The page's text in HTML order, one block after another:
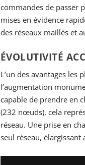
commandes de passer
mises en évidence
des réseaux maillés et
ÉVOLUTIVITÉ
L’un des avantages les
l’augmentation
capable de prendre en
(232 nœuds), cela
réseau. Une prise en
seul réseau, élargissant